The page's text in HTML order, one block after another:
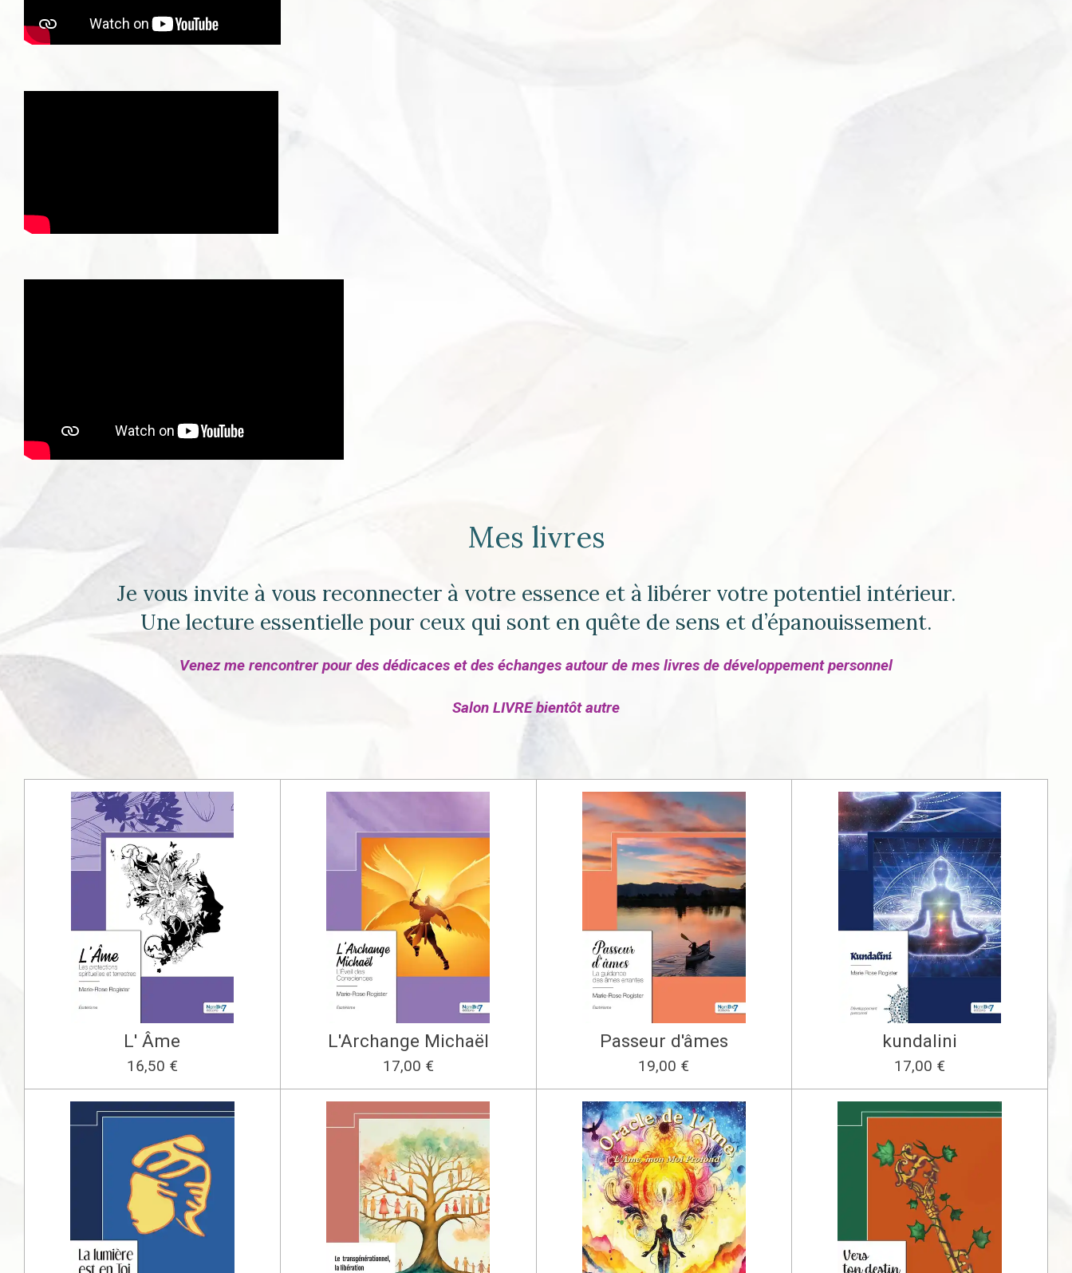
Mes livres
Je vous invite à vous reconnecter à votre essence et à libérer votre potentiel intérieur.
Une lecture essentielle pour ceux qui sont en quête de sens et d’épanouissement.
Venez me rencontrer pour des dédicaces et des échanges autour de mes livres de développement personnel
Salon LIVRE bientôt autre
L' Âme
16,50 €
L'Archange Michaël
17,00 €
Passeur d'âmes
19,00 €
kundalini
17,00 €